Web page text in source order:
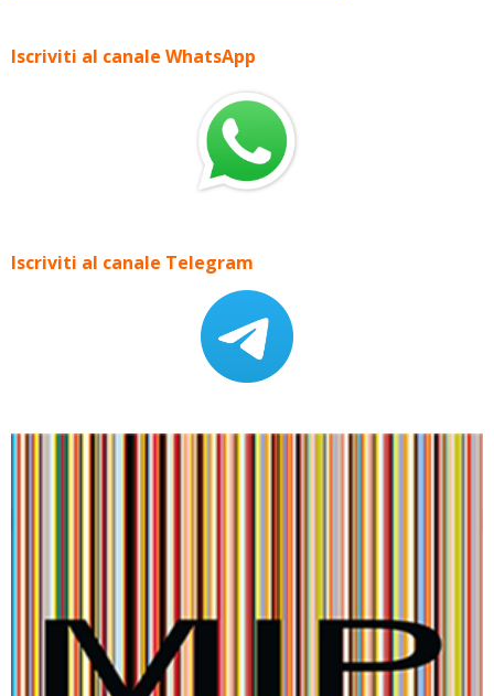
Iscriviti al canale WhatsApp
Iscriviti al canale Telegram